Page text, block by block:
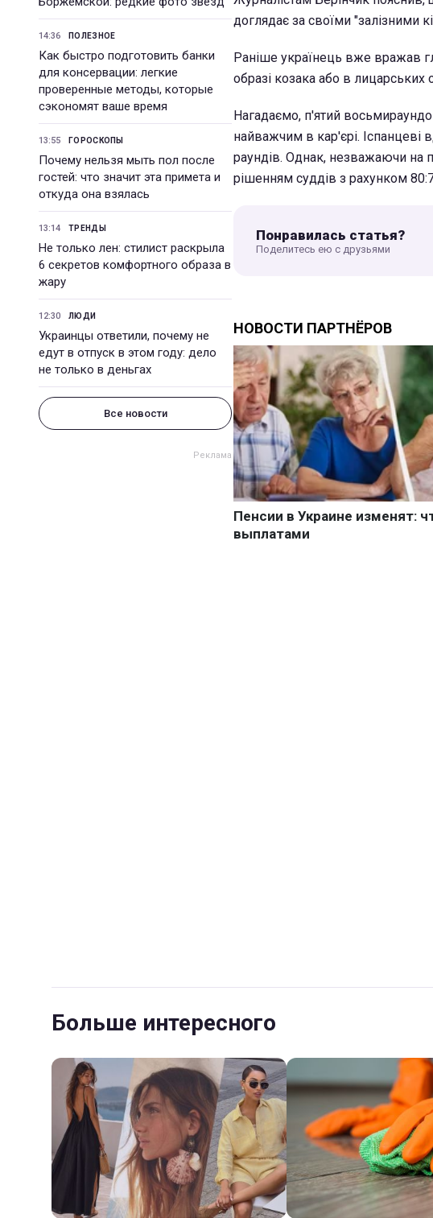
14:36 ПОЛЕЗНОЕ
Как быстро подготовить банки
для консервации: легкие
проверенные методы, которые
сэкономят ваше время
13:55 ГОРОСКОПЫ
Почему нельзя мыть пол после
гостей: что значит эта примета и
откуда она взялась
13:14 ТРЕНДЫ
Не только лен: стилист раскрыла
6 секретов комфортного образа в
жару
12:30 ЛЮДИ
Украинцы ответили, почему не
едут в отпуск в этом году: дело
не только в деньгах
Все новости
доглядає за своїми "залізними
Раніше українець вже вражав
образі козака або в лицарських
Нагадаємо, п'ятий
найважчим в кар'єрі. Іспанцеві
раундів. Однак, незважаючи на
рішенням суддів з рахунком
Понравилась статья?
Поделитесь ею с друзьями
Больше интересного